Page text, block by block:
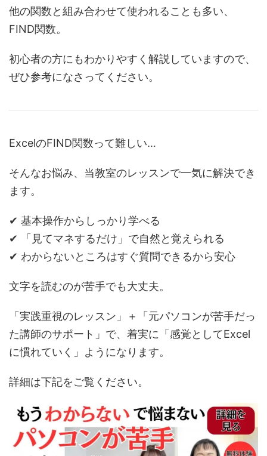
他の関数と組み合わせて使われることも多い、
FIND関数。
初心者の方にもわかりやすく解説していますので、
ぜひ参考になさってください。
ExcelのFIND関数って難しい…
そんなお悩み、当教室のレッスンで一気に解決でき
ます。
✔ 基本操作からしっかり学べる
✔ 「見てマネするだけ」で自然と覚えられる
✔ わからないところはすぐ質問できるから安心
文字を読むのが苦手でも大丈夫。
「実践重視のレッスン」＋「元パソコンが苦手だっ
た講師のサポート」で、着実に「感覚としてExcel
に慣れていく」ようになります。
詳細は下記をご覧ください。